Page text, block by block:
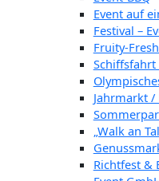
Event auf
Festival –
Fruity-
Schiffsfahrt
Jahrmarkt /
„Walk an
Richtfest &